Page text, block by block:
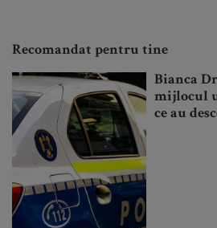
Recomandat pentru tine
Bianca
mijlocul
ce au